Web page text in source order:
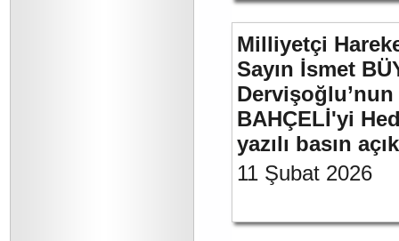
Milliyetçi
Sayın İsmet
Dervişoğlu’nun
BAHÇELİ'yi
yazılı basın
11 Şubat 2026